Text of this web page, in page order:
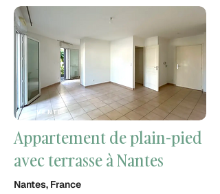
VENTE
Appartement de plain-pied
avec terrasse à Nantes
Nantes, France